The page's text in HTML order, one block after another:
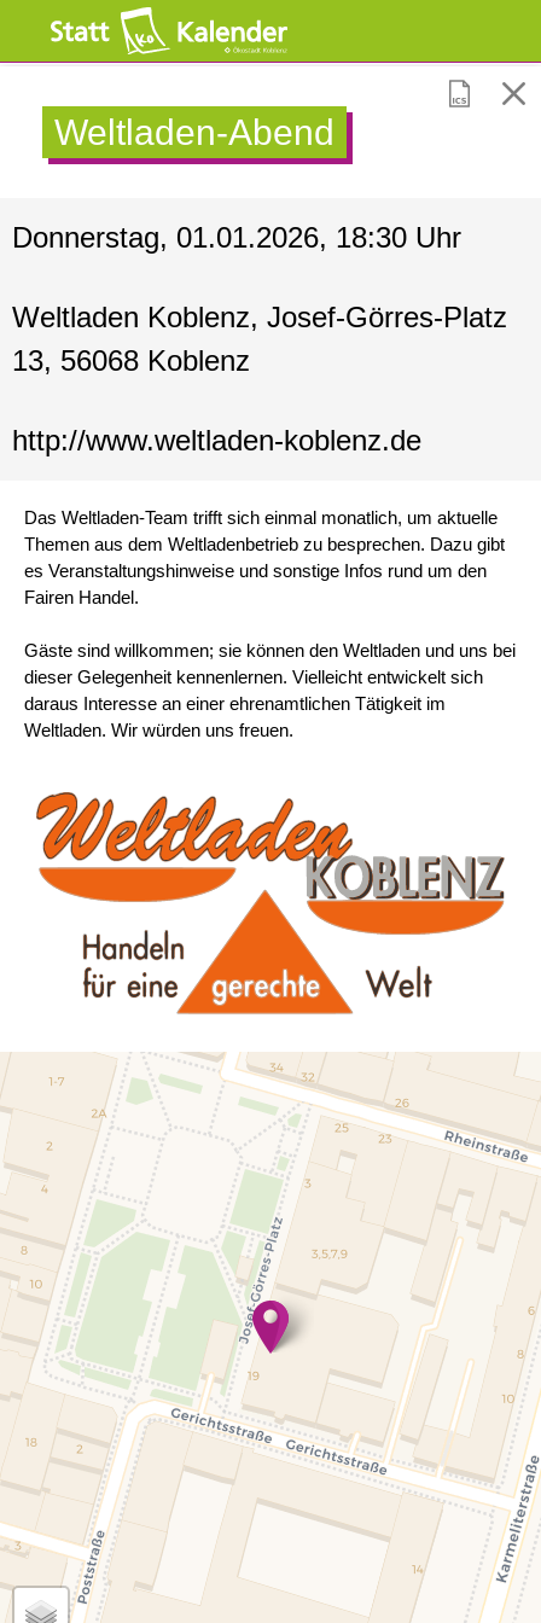
Weltladen-Abend
Donnerstag, 01.01.2026, 18:30 Uhr
Weltladen Koblenz, Josef-Görres-Platz
13, 56068 Koblenz
http://www.weltladen-koblenz.de
Das Weltladen-Team trifft sich einmal monatlich, um aktuelle
Themen aus dem Weltladenbetrieb zu besprechen. Dazu gibt
es Veranstaltungshinweise und sonstige Infos rund um den
Fairen Handel.
Gäste sind willkommen; sie können den Weltladen und uns bei
dieser Gelegenheit kennenlernen. Vielleicht entwickelt sich
daraus Interesse an einer ehrenamtlichen Tätigkeit im
Weltladen. Wir würden uns freuen.